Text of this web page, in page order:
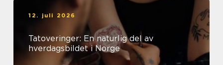
12. juli 2026
Tatoveringer: En naturlig del av
hverdagsbildet i Norge